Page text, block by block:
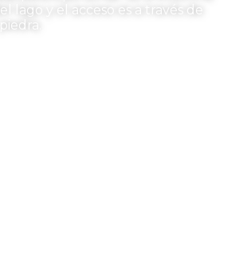
lago y el acceso es a través de